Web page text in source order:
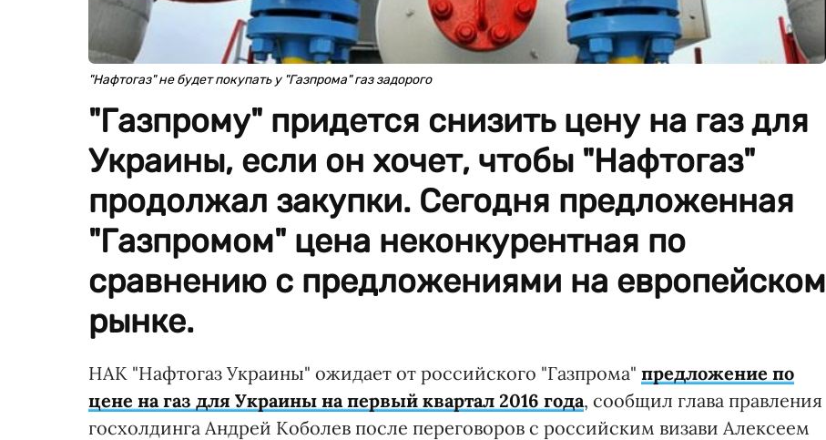
"Нафтогаз" не будет покупать у "Газпрома" газ задорого
"Газпрому" придется снизить цену на газ для
Украины, если он хочет, чтобы "Нафтогаз"
продолжал закупки. Сегодня предложенная
"Газпромом" цена неконкурентная по
сравнению с предложениями на европейском
рынке.
НАК "Нафтогаз Украины" ожидает от российского "Газпрома" предложение по
цене на газ для Украины на первый квартал 2016 года, сообщил глава правления
госхолдинга Андрей Коболев после переговоров с российским визави Алексеем